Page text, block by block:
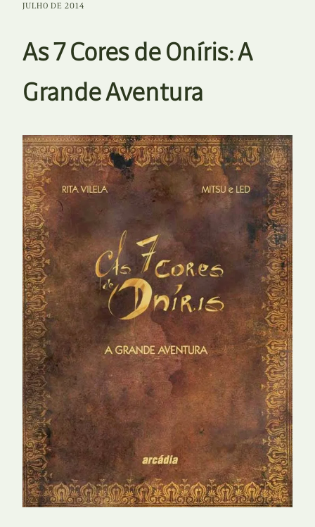
JULHO DE 2014
As 7 Cores de Oníris: A
Grande Aventura